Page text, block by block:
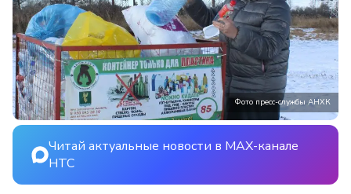
Фото пресс-службы АНХК
Читай актуальные новости в MAX-канале
НТС